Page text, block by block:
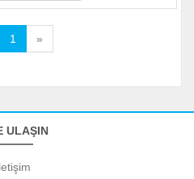
1 »
ULAŞIN